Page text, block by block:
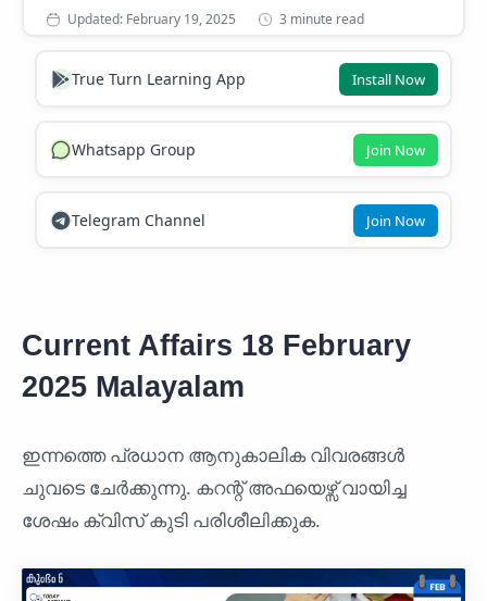
3 minute read
True Turn Learning App Install Now
Whatsapp Group Join Now
Telegram Channel Join Now
Current Affairs 18 February
2025 Malayalam
ഇന്നത്തെ പ്രധാന ആനുകാലിക വിവരങ്ങൾ
ചുവടെ ചേർക്കുന്നു. കറന്റ് അഫയെഴ്സ് വായിച്ച
ശേഷം ക്വിസ് കുടി പരിശീലിക്കുക.